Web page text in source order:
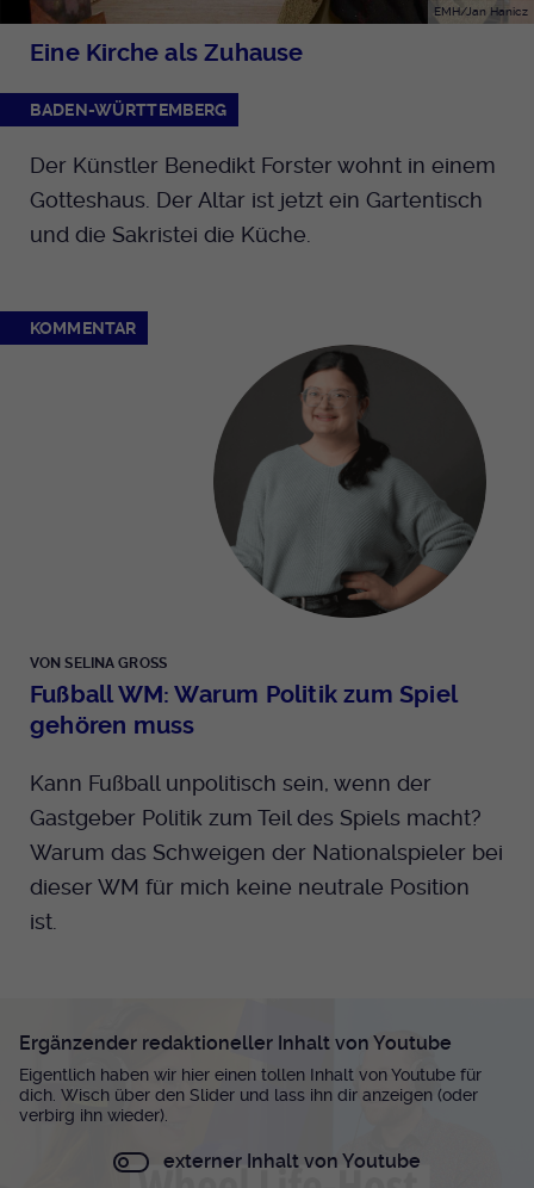
EMH/Jan Hanicz
Eine Kirche als Zuhause
BADEN-WÜRTTEMBERG
Der Künstler Benedikt Forster wohnt in einem
Gotteshaus. Der Altar ist jetzt ein Gartentisch
und die Sakristei die Küche.
KOMMENTAR
VON SELINA GROSS
Fußball WM: Warum Politik zum Spiel
gehören muss
Kann Fußball unpolitisch sein, wenn der
Gastgeber Politik zum Teil des Spiels macht?
Warum das Schweigen der Nationalspieler bei
dieser WM für mich keine neutrale Position
ist.
Ergänzender redaktioneller Inhalt von Youtube
Eigentlich haben wir hier einen tollen Inhalt von Youtube für
dich. Wisch über den Slider und lass ihn dir anzeigen (oder
verbirg ihn wieder).
externer Inhalt von Youtube